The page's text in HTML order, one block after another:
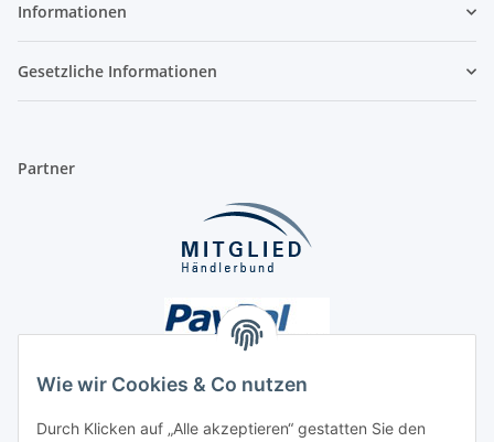
Wie wir Cookies & Co nutzen
Durch Klicken auf „Alle akzeptieren“ gestatten Sie den
Informationen
Gesetzliche Informationen
Partner